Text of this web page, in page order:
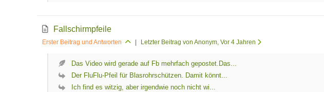
Fallschirmpfeile
Erster Beitrag und Antworten | Letzter Beitrag von Anonym , Vor 4 Jahren
Das Video wird gerade auf Fb mehrfach gepostet.Das...
Der FluFlu-Pfeil für Blasrohrschützen. Damit könnt...
Ich find es witzig, aber irgendwie noch nicht wi...